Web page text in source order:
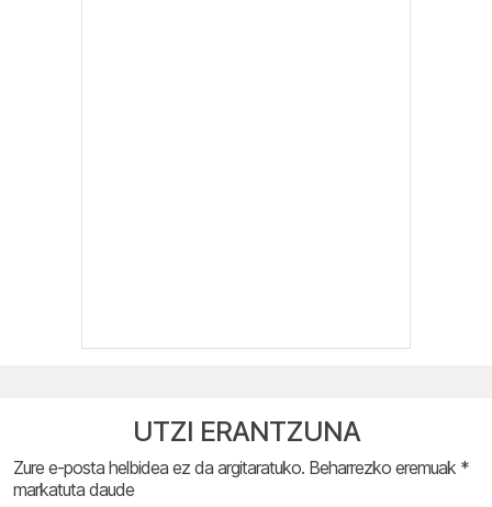
UTZI ERANTZUNA
Zure e-posta helbidea ez da argitaratuko. Beharrezko eremuak *
markatuta daude